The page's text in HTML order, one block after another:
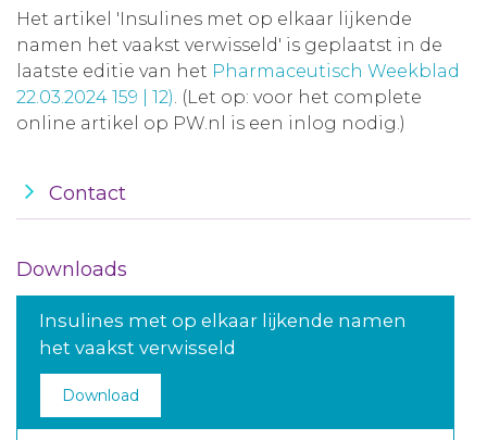
Het artikel 'Insulines met op elkaar lijkende
namen het vaakst verwisseld' is geplaatst in de
laatste editie van het Pharmaceutisch Weekblad
22.03.2024 159 | 12). (Let op: voor het complete
online artikel op PW.nl is een inlog nodig.)
Contact
Downloads
Insulines met op elkaar lijkende namen
het vaakst verwisseld
Download